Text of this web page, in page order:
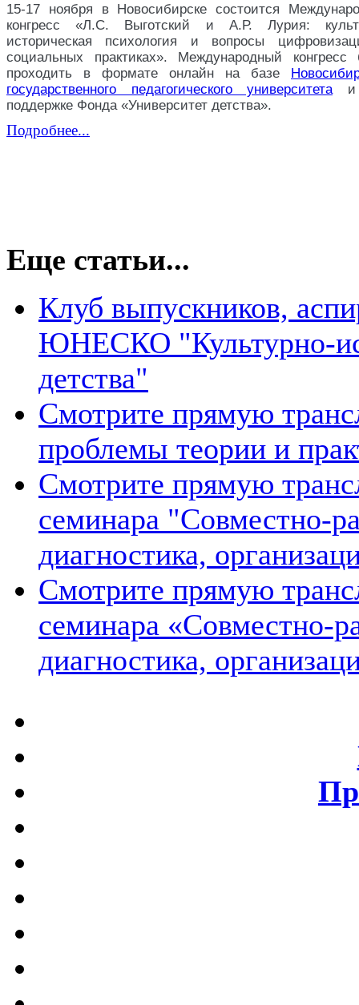
15-17 ноября в Новосибирске состоится
конгресс «Л.С. Выготский и А.Р. Лурия:
историческая психология и вопросы
социальных практиках». Международный конгресс
проходить в формате онлайн на базе
государственного педагогического университета и
поддержке Фонда «Университет детства».
Подробнее...
Еще статьи...
Клуб выпускников,
ЮНЕСКО "Культурно-
детства"
Смотрите прямую
проблемы теории и
Смотрите прямую
семинара "Совместно-
диагностика,
Смотрите прямую
семинара «Совместно-
диагностика,